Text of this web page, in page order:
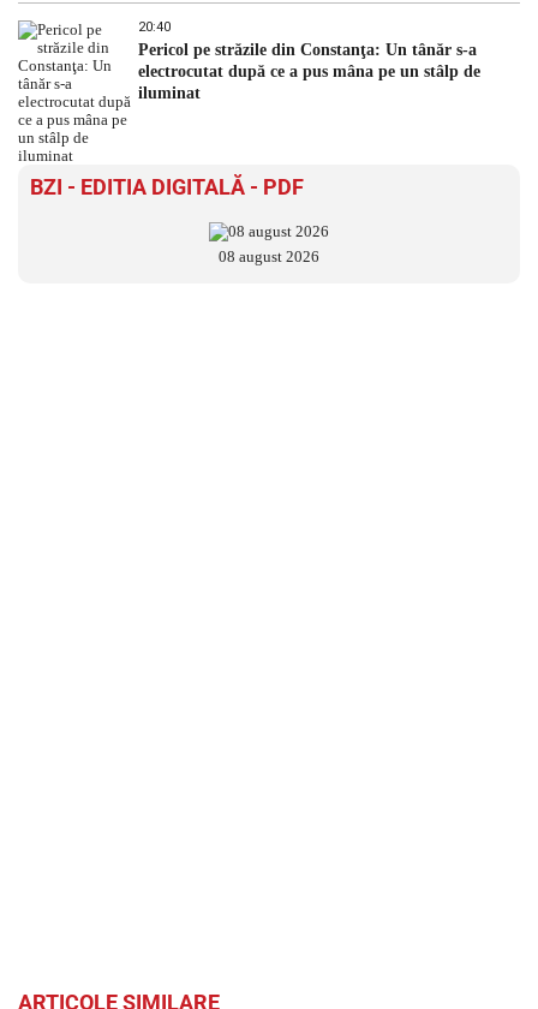
20:40
Pericol pe străzile din Constanţa: Un tânăr s-a
electrocutat după ce a pus mâna pe un stâlp de
iluminat
BZI - EDITIA DIGITALĂ - PDF
08 august 2026
ARTICOLE SIMILARE